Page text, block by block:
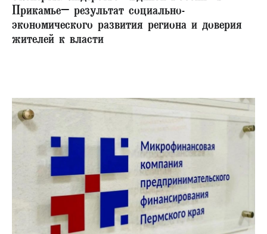
Прикамье– результат социально-
экономического развития региона и доверия
жителей к власти